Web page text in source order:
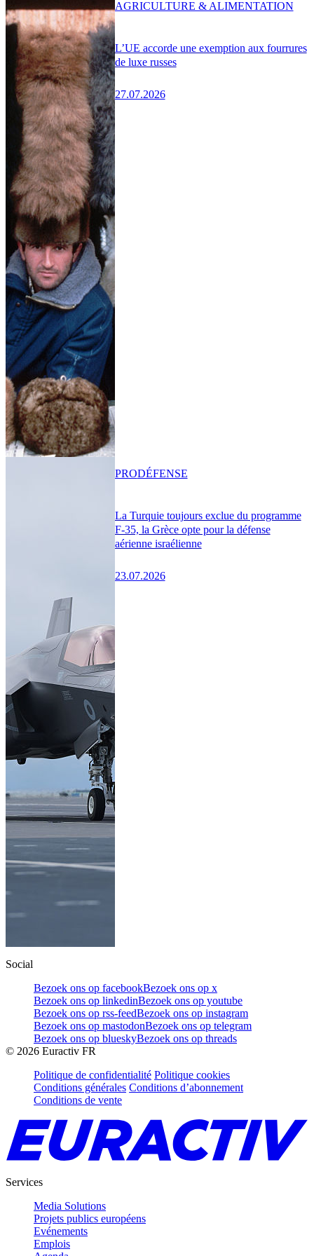
L’UE accorde une exemption aux fourrures
de luxe russes
27.07.2026
AGRICULTURE & ALIMENTATION
La Turquie toujours exclue du programme
F-35, la Grèce opte pour la défense
aérienne israélienne
23.07.2026
PRODÉFENSE
Social
Bezoek ons op facebookBezoek ons op x
Bezoek ons op linkedinBezoek ons op youtube
Bezoek ons op rss-feedBezoek ons op instagram
Bezoek ons op mastodonBezoek ons op telegram
Bezoek ons op blueskyBezoek ons op threads
© 2026 Euractiv FR
Politique de confidentialité Politique cookies
Conditions générales Conditions d’abonnement
Conditions de vente
Services
Media Solutions
Projets publics européens
Evénements
Emplois